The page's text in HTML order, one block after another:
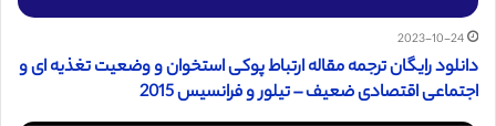
2023-10-24
دانلود رایگان ترجمه مقاله ارتباط پوکی استخوان و وضعیت تغذیه ای و
اجتماعی اقتصادی ضعیف – تیلور و فرانسیس 2015